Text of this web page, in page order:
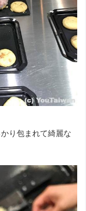
り包まれて綺麗な